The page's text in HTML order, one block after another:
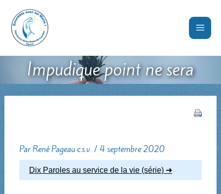
contenu
Impudique point ne sera
ParRené Pageau c.s.v. / 4 septembre 2020
Dix Paroles au service de la vie (série)